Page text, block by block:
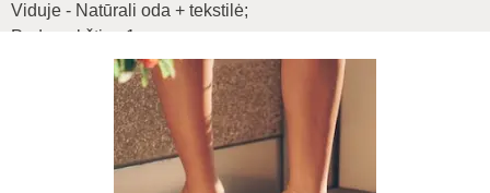
Viduje - Natūrali oda + tekstilė;
Pado aukštis - 1cm
Kulno aukštis - 6cm;
Patogus modelis, siauresnei ir vidutinio pločio pėdai
FDSM9yJzvR5uylwLT9XM